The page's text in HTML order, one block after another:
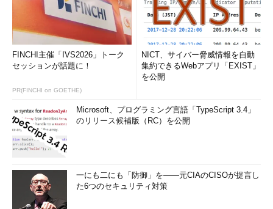
FINCHI主催「IVS2026」トーク
セッションが話題に！
PR(FINCHI on GOETHE)
NICT、サイバー脅威情報を自動
集約できるWebアプリ「EXIST」
を公開
Microsoft、プログラミング言語「TypeScript 3.4」
のリリース候補版（RC）を公開
一にも二にも「防御」を――元CIAのCISOが提言し
た6つのセキュリティ対策